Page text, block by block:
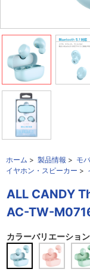
ホーム > 製品情報 > モ
イヤホン・スピーカー >
ALL CANDY
AC-TW-
カラーバリエーション